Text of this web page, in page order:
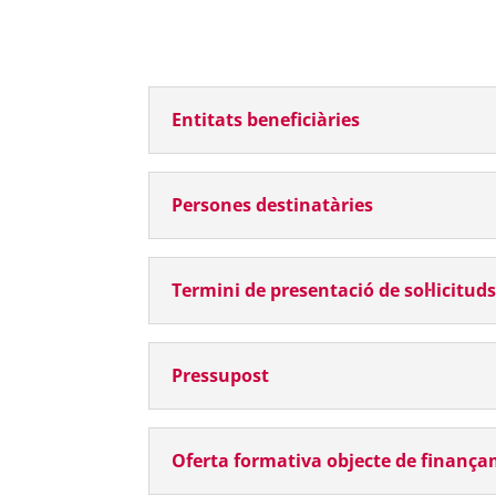
Entitats beneficiàries
Persones destinatàries
Termini de presentació de sol·licituds
Pressupost
Oferta formativa objecte de